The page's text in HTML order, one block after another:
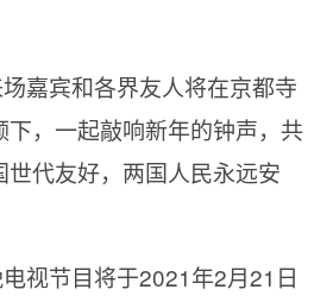
嘉宾和各界友人将在京都寺
下，一起敲响新年的钟声，共
世代友好，两国人民永远安
视节目将于2021年2月21日